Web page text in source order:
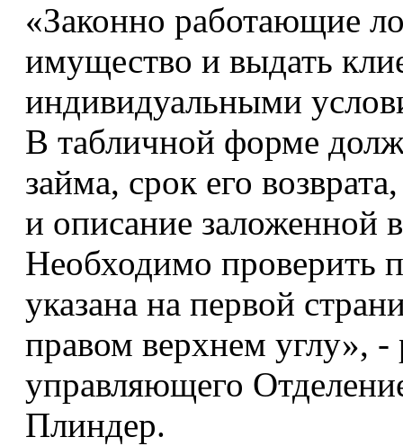
«Законно работающие
имущество и выдать
индивидуальными
В табличной форме
займа, срок его
и описание заложенной
Необходимо проверить
указана на первой
правом верхнем углу», -
управляющего
Плиндер.